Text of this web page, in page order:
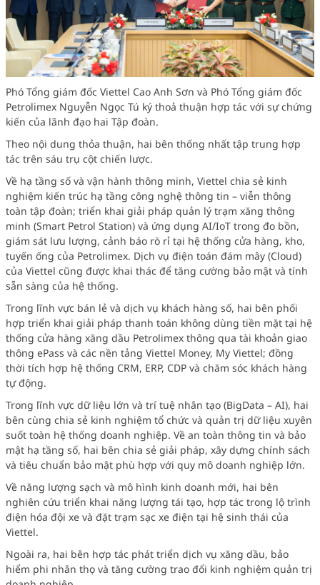
Phó Tổng giám đốc Viettel Cao Anh Sơn và Phó Tổng giám đốc
Petrolimex Nguyễn Ngọc Tú ký thoả thuận hợp tác với sự chứng
kiến của lãnh đạo hai Tập đoàn.
Theo nội dung thỏa thuận, hai bên thống nhất tập trung hợp
tác trên sáu trụ cột chiến lược.
Về hạ tầng số và vận hành thông minh, Viettel chia sẻ kinh
nghiệm kiến trúc hạ tầng công nghệ thông tin – viễn thông
toàn tập đoàn; triển khai giải pháp quản lý trạm xăng thông
minh (Smart Petrol Station) và ứng dụng AI/IoT trong đo bồn,
giám sát lưu lượng, cảnh báo rò rỉ tại hệ thống cửa hàng, kho,
tuyến ống của Petrolimex. Dịch vụ điện toán đám mây (Cloud)
của Viettel cũng được khai thác để tăng cường bảo mật và tính
sẵn sàng của hệ thống.
Trong lĩnh vực bán lẻ và dịch vụ khách hàng số, hai bên phối
hợp triển khai giải pháp thanh toán không dùng tiền mặt tại hệ
thống cửa hàng xăng dầu Petrolimex thông qua tài khoản giao
thông ePass và các nền tảng Viettel Money, My Viettel; đồng
thời tích hợp hệ thống CRM, ERP, CDP và chăm sóc khách hàng
tự động.
Trong lĩnh vực dữ liệu lớn và trí tuệ nhân tạo (BigData – AI), hai
bên cùng chia sẻ kinh nghiệm tổ chức và quản trị dữ liệu xuyên
suốt toàn hệ thống doanh nghiệp. Về an toàn thông tin và bảo
mật hạ tầng số, hai bên chia sẻ giải pháp, xây dựng chính sách
và tiêu chuẩn bảo mật phù hợp với quy mô doanh nghiệp lớn.
Về năng lượng sạch và mô hình kinh doanh mới, hai bên
nghiên cứu triển khai năng lượng tái tạo, hợp tác trong lộ trình
điện hóa đội xe và đặt trạm sạc xe điện tại hệ sinh thái của
Viettel.
Ngoài ra, hai bên hợp tác phát triển dịch vụ xăng dầu, bảo
hiểm phi nhân thọ và tăng cường trao đổi kinh nghiệm quản trị